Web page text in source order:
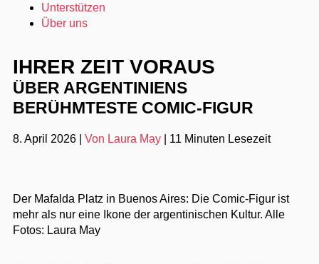
Unterstützen
Über uns
IHRER ZEIT VORAUS
ÜBER ARGENTINIENS
BERÜHMTESTE COMIC-FIGUR
8. April 2026 Von Laura May 11 Minuten Lesezeit
Der Mafalda Platz in Buenos Aires: Die Comic-Figur ist
mehr als nur eine Ikone der argentinischen Kultur. Alle
Fotos: Laura May